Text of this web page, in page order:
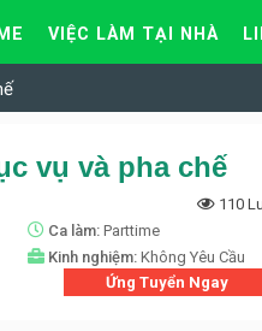
VIỆC LÀM TẠI NHÀ
vụ và pha chế
110
Ca làm: Parttime
Kinh nghiệm: Không Yêu Cầu
Ứng Tuyển Ngay